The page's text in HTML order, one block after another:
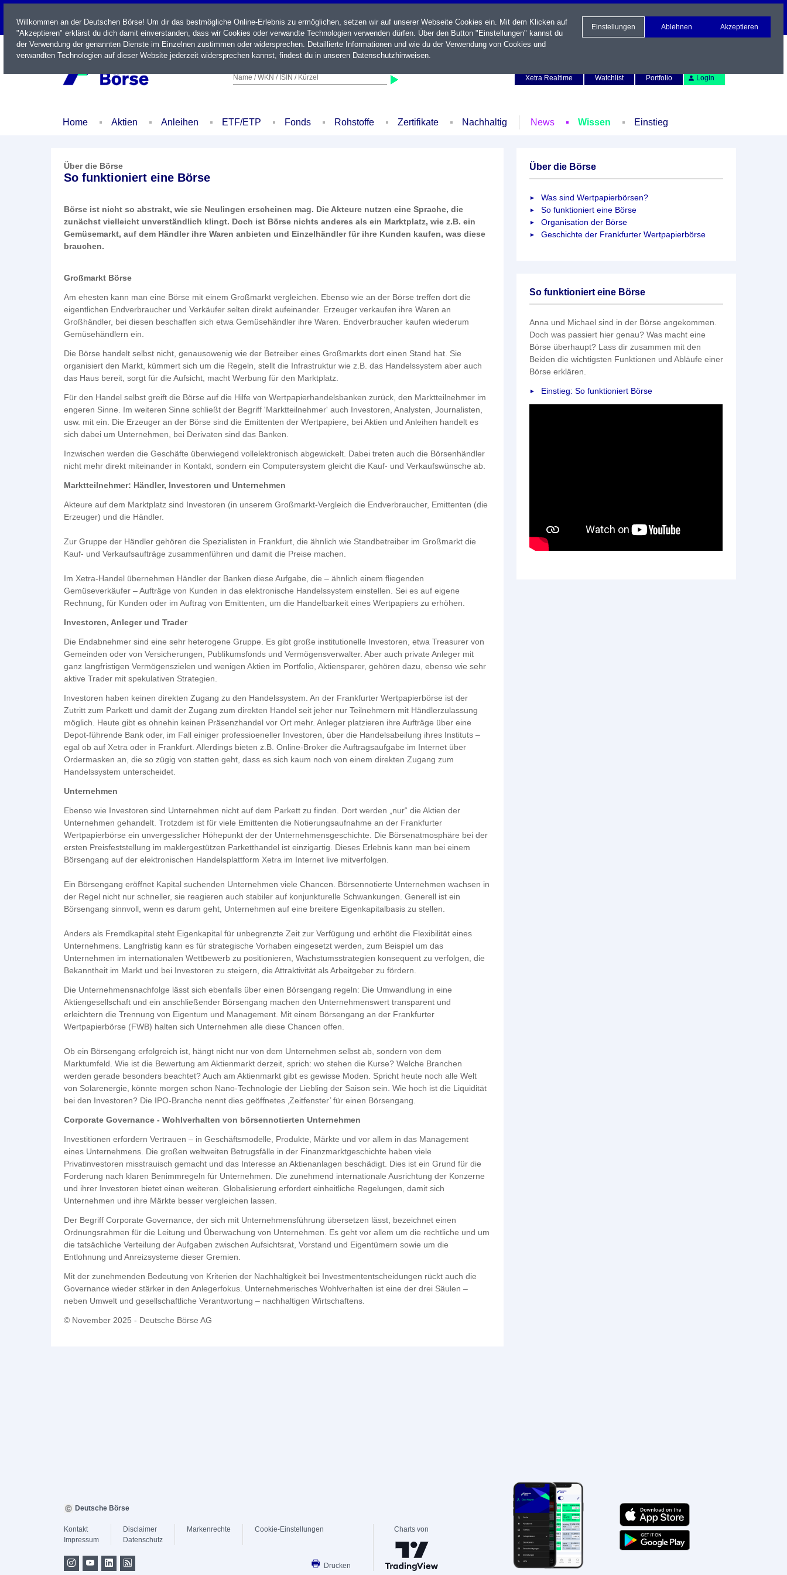
LIVE
Name / WKN / ISIN / Kürzel
Xetra Realtime
Watchlist Portfolio Login
Home Aktien Anleihen ETF/ETP Fonds Rohstoffe Zertifikate Nachhaltig News Wissen Einstieg
Über die Börse
So funktioniert eine Börse
Börse ist nicht so abstrakt, wie sie Neulingen erscheinen mag. Die Akteure nutzen eine Sprache, die
zunächst vielleicht unverständlich klingt. Doch ist Börse nichts anderes als ein Marktplatz, wie z.B. ein
Gemüsemarkt, auf dem Händler ihre Waren anbieten und Einzelhändler für ihre Kunden kaufen, was diese
brauchen.
Großmarkt Börse
Am ehesten kann man eine Börse mit einem Großmarkt vergleichen. Ebenso wie an der Börse treffen dort die
eigentlichen Endverbraucher und Verkäufer selten direkt aufeinander. Erzeuger verkaufen ihre Waren an
Großhändler, bei diesen beschaffen sich etwa Gemüsehändler ihre Waren. Endverbraucher kaufen wiederum
Gemüsehändlern ein.
Die Börse handelt selbst nicht, genausowenig wie der Betreiber eines Großmarkts dort einen Stand hat. Sie
organisiert den Markt, kümmert sich um die Regeln, stellt die Infrastruktur wie z.B. das Handelssystem aber auch
das Haus bereit, sorgt für die Aufsicht, macht Werbung für den Marktplatz.
Für den Handel selbst greift die Börse auf die Hilfe von Wertpapierhandelsbanken zurück, den Marktteilnehmer im
engeren Sinne. Im weiteren Sinne schließt der Begriff 'Marktteilnehmer' auch Investoren, Analysten, Journalisten,
usw. mit ein. Die Erzeuger an der Börse sind die Emittenten der Wertpapiere, bei Aktien und Anleihen handelt es
sich dabei um Unternehmen, bei Derivaten sind das Banken.
Inzwischen werden die Geschäfte überwiegend vollelektronisch abgewickelt. Dabei treten auch die Börsenhändler
nicht mehr direkt miteinander in Kontakt, sondern ein Computersystem gleicht die Kauf- und Verkaufswünsche ab.
Marktteilnehmer: Händler, Investoren und Unternehmen
Akteure auf dem Marktplatz sind Investoren (in unserem Großmarkt-Vergleich die Endverbraucher, Emittenten (die
Erzeuger) und die Händler.
Zur Gruppe der Händler gehören die Spezialisten in Frankfurt, die ähnlich wie Standbetreiber im Großmarkt die
Kauf- und Verkaufsaufträge zusammenführen und damit die Preise machen.
Im Xetra-Handel übernehmen Händler der Banken diese Aufgabe, die – ähnlich einem fliegenden
Gemüseverkäufer – Aufträge von Kunden in das elektronische Handelssystem einstellen. Sei es auf eigene
Rechnung, für Kunden oder im Auftrag von Emittenten, um die Handelbarkeit eines Wertpapiers zu erhöhen.
Investoren, Anleger und Trader
Die Endabnehmer sind eine sehr heterogene Gruppe. Es gibt große institutionelle Investoren, etwa Treasurer von
Gemeinden oder von Versicherungen, Publikumsfonds und Vermögensverwalter. Aber auch private Anleger mit
ganz langfristigen Vermögenszielen und wenigen Aktien im Portfolio, Aktiensparer, gehören dazu, ebenso wie sehr
aktive Trader mit spekulativen Strategien.
Investoren haben keinen direkten Zugang zu den Handelssystem. An der Frankfurter Wertpapierbörse ist der
Zutritt zum Parkett und damit der Zugang zum direkten Handel seit jeher nur Teilnehmern mit Händlerzulassung
möglich. Heute gibt es ohnehin keinen Präsenzhandel vor Ort mehr. Anleger platzieren ihre Aufträge über eine
Depot-führende Bank oder, im Fall einiger professioeneller Investoren, über die Handelsabeilung ihres Instituts –
egal ob auf Xetra oder in Frankfurt. Allerdings bieten z.B. Online-Broker die Auftragsaufgabe im Internet über
Ordermasken an, die so zügig von statten geht, dass es sich kaum noch von einem direkten Zugang zum
Handelssystem unterscheidet.
Unternehmen
Ebenso wie Investoren sind Unternehmen nicht auf dem Parkett zu finden. Dort werden „nur“ die Aktien der
Unternehmen gehandelt. Trotzdem ist für viele Emittenten die Notierungsaufnahme an der Frankfurter
Wertpapierbörse ein unvergesslicher Höhepunkt der der Unternehmensgeschichte. Die Börsenatmosphäre bei der
ersten Preisfeststellung im maklergestützen Parketthandel ist einzigartig. Dieses Erlebnis kann man bei einem
Börsengang auf der elektronischen Handelsplattform Xetra im Internet live mitverfolgen.
Ein Börsengang eröffnet Kapital suchenden Unternehmen viele Chancen. Börsennotierte Unternehmen wachsen in
der Regel nicht nur schneller, sie reagieren auch stabiler auf konjunkturelle Schwankungen. Generell ist ein
Börsengang sinnvoll, wenn es darum geht, Unternehmen auf eine breitere Eigenkapitalbasis zu stellen.
Anders als Fremdkapital steht Eigenkapital für unbegrenzte Zeit zur Verfügung und erhöht die Flexibilität eines
Unternehmens. Langfristig kann es für strategische Vorhaben eingesetzt werden, zum Beispiel um das
Unternehmen im internationalen Wettbewerb zu positionieren, Wachstumsstrategien konsequent zu verfolgen, die
Bekanntheit im Markt und bei Investoren zu steigern, die Attraktivität als Arbeitgeber zu fördern.
Die Unternehmensnachfolge lässt sich ebenfalls über einen Börsengang regeln: Die Umwandlung in eine
Aktiengesellschaft und ein anschließender Börsengang machen den Unternehmenswert transparent und
erleichtern die Trennung von Eigentum und Management. Mit einem Börsengang an der Frankfurter
Wertpapierbörse (FWB) halten sich Unternehmen alle diese Chancen offen.
Ob ein Börsengang erfolgreich ist, hängt nicht nur von dem Unternehmen selbst ab, sondern von dem
Marktumfeld. Wie ist die Bewertung am Aktienmarkt derzeit, sprich: wo stehen die Kurse? Welche Branchen
werden gerade besonders beachtet? Auch am Aktienmarkt gibt es gewisse Moden. Spricht heute noch alle Welt
von Solarenergie, könnte morgen schon Nano-Technologie der Liebling der Saison sein. Wie hoch ist die Liquidität
bei den Investoren? Die IPO-Branche nennt dies geöffnetes ‚Zeitfenster’ für einen Börsengang.
Corporate Governance - Wohlverhalten von börsennotierten Unternehmen
Investitionen erfordern Vertrauen – in Geschäftsmodelle, Produkte, Märkte und vor allem in das Management
eines Unternehmens. Die großen weltweiten Betrugsfälle in der Finanzmarktgeschichte haben viele
Privatinvestoren misstrauisch gemacht und das Interesse an Aktienanlagen beschädigt. Dies ist ein Grund für die
Forderung nach klaren Benimmregeln für Unternehmen. Die zunehmend internationale Ausrichtung der Konzerne
und ihrer Investoren bietet einen weiteren. Globalisierung erfordert einheitliche Regelungen, damit sich
Unternehmen und ihre Märkte besser vergleichen lassen.
Der Begriff Corporate Governance, der sich mit Unternehmensführung übersetzen lässt, bezeichnet einen
Ordnungsrahmen für die Leitung und Überwachung von Unternehmen. Es geht vor allem um die rechtliche und um
die tatsächliche Verteilung der Aufgaben zwischen Aufsichtsrat, Vorstand und Eigentümern sowie um die
Entlohnung und Anreizsysteme dieser Gremien.
Mit der zunehmenden Bedeutung von Kriterien der Nachhaltigkeit bei Investmententscheidungen rückt auch die
Governance wieder stärker in den Anlegerfokus. Unternehmerisches Wohlverhalten ist eine der drei Säulen –
neben Umwelt und gesellschaftliche Verantwortung – nachhaltigen Wirtschaftens.
© November 2025 - Deutsche Börse AG
Über die Börse
Was sind Wertpapierbörsen?
So funktioniert eine Börse
Organisation der Börse
Geschichte der Frankfurter Wertpapierbörse
So funktioniert eine Börse
Anna und Michael sind in der Börse angekommen.
Doch was passiert hier genau? Was macht eine
Börse überhaupt? Lass dir zusammen mit den
Beiden die wichtigsten Funktionen und Abläufe einer
Börse erklären.
Einstieg: So funktioniert Börse
Willkommen an der Deutschen Börse! Um dir das bestmögliche Online-Erlebnis zu ermöglichen, setzen wir auf unserer Webseite Cookies ein. Mit dem Klicken auf
"Akzeptieren" erklärst du dich damit einverstanden, dass wir Cookies oder verwandte Technologien verwenden dürfen. Über den Button "Einstellungen" kannst du
der Verwendung der genannten Dienste im Einzelnen zustimmen oder widersprechen. Detaillierte Informationen und wie du der Verwendung von Cookies und
verwandten Technologien auf dieser Website jederzeit widersprechen kannst, findest du in unseren Datenschutzhinweisen.
Einstellungen Ablehnen Akzeptieren
Deutsche Börse
Kontakt
Impressum
Disclaimer
Datenschutz
Markenrechte Cookie-Einstellungen
Drucken
Charts von